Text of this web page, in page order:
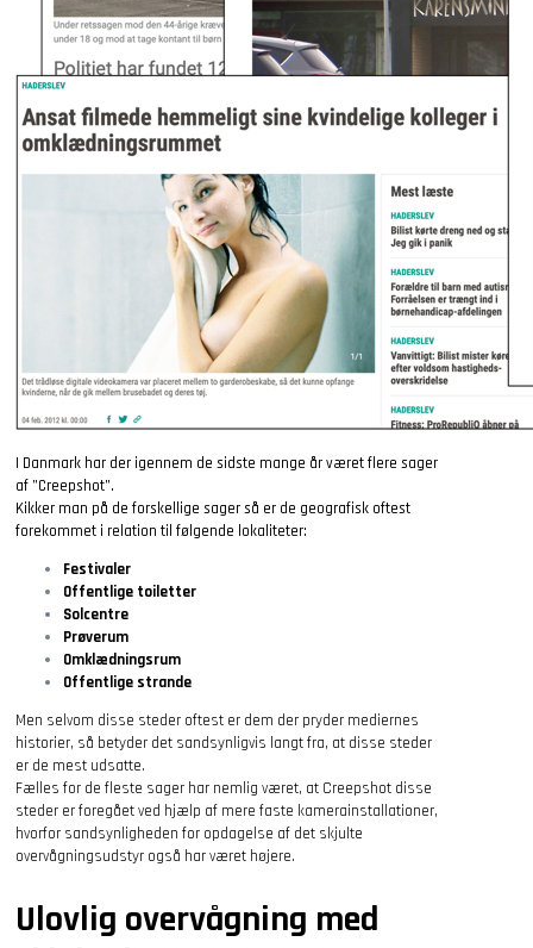
I Danmark har der igennem de sidste mange år været flere sager
af ”Creepshot”.
Kikker man på de forskellige sager så er de geografisk oftest
forekommet i relation til følgende lokaliteter:
Festivaler
Offentlige toiletter
Solcentre
Prøverum
Omklædningsrum
Offentlige strande
Men selvom disse steder oftest er dem der pryder mediernes
historier, så betyder det sandsynligvis langt fra, at disse steder
er de mest udsatte.
Fælles for de fleste sager har nemlig været, at Creepshot disse
steder er foregået ved hjælp af mere faste kamerainstallationer,
hvorfor sandsynligheden for opdagelse af det skjulte
overvågningsudstyr også har været højere.
Ulovlig overvågning med